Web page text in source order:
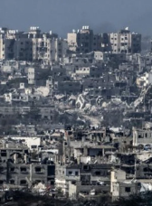
Ramazan
Resmi İlanlar
Rüya Tabirleri
Sağlık